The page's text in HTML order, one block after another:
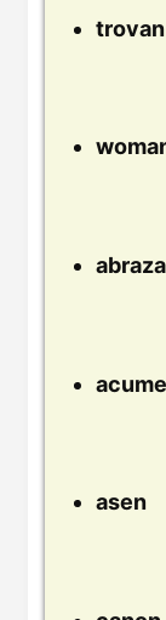
trovan
asen